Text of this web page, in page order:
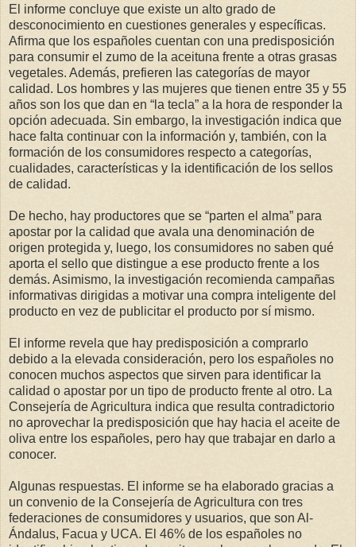
El informe concluye que existe un alto grado de
desconocimiento en cuestiones generales y específicas.
Afirma que los españoles cuentan con una predisposición
para consumir el zumo de la aceituna frente a otras grasas
vegetales. Además, prefieren las categorías de mayor
calidad. Los hombres y las mujeres que tienen entre 35 y 55
años son los que dan en “la tecla” a la hora de responder la
opción adecuada. Sin embargo, la investigación indica que
hace falta continuar con la información y, también, con la
formación de los consumidores respecto a categorías,
cualidades, características y la identificación de los sellos
de calidad.
De hecho, hay productores que se “parten el alma” para
apostar por la calidad que avala una denominación de
origen protegida y, luego, los consumidores no saben qué
aporta el sello que distingue a ese producto frente a los
demás. Asimismo, la investigación recomienda campañas
informativas dirigidas a motivar una compra inteligente del
producto en vez de publicitar el producto por sí mismo.
El informe revela que hay predisposición a comprarlo
debido a la elevada consideración, pero los españoles no
conocen muchos aspectos que sirven para identificar la
calidad o apostar por un tipo de producto frente al otro. La
Consejería de Agricultura indica que resulta contradictorio
no aprovechar la predisposición que hay hacia el aceite de
oliva entre los españoles, pero hay que trabajar en darlo a
conocer.
Algunas respuestas. El informe se ha elaborado gracias a
un convenio de la Consejería de Agricultura con tres
federaciones de consumidores y usuarios, que son Al-
Ándalus, Facua y UCA. El 46% de los españoles no